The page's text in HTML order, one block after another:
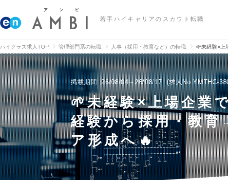
若手ハイキャリアのスカウト転職
ハイクラス求人TOP 管理部門系の転職 人事（採用・教育など）の転職 🌱未経験×上
掲載期間 26/08/04～26/08/17 求人No.YMTHC-
🌱未経験×上場企業
経験から採用・教
ア形成へ🔥